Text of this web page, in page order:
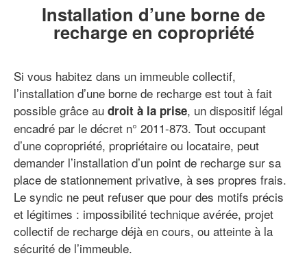
Installation d’une borne de
recharge en copropriété
Si vous habitez dans un immeuble collectif,
l’installation d’une borne de recharge est tout à fait
possible grâce au droit à la prise, un dispositif légal
encadré par le décret n° 2011-873. Tout occupant
d’une copropriété, propriétaire ou locataire, peut
demander l’installation d’un point de recharge sur sa
place de stationnement privative, à ses propres frais.
Le syndic ne peut refuser que pour des motifs précis
et légitimes : impossibilité technique avérée, projet
collectif de recharge déjà en cours, ou atteinte à la
sécurité de l’immeuble.